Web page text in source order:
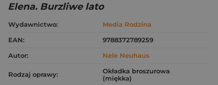
Elena. Burzliwe lato
Wydawnictwo:
Media Rodzina
EAN:
9788372789259
Autor:
Nele Neuhaus
Rodzaj oprawy:
Okładka broszurowa
(miękka)